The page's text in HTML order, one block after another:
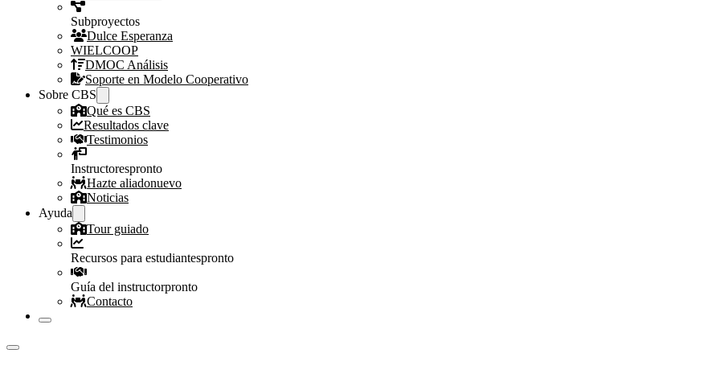
Subproyectos
Dulce Esperanza
WIELCOOP
DMOC Análisis
Soporte en Modelo Cooperativo
Sobre CBS
Qué es CBS
Resultados clave
Testimonios
Instructorespronto
Hazte aliadonuevo
Noticias
Ayuda
Tour guiado
Recursos para estudiantespronto
Guía del instructorpronto
Contacto